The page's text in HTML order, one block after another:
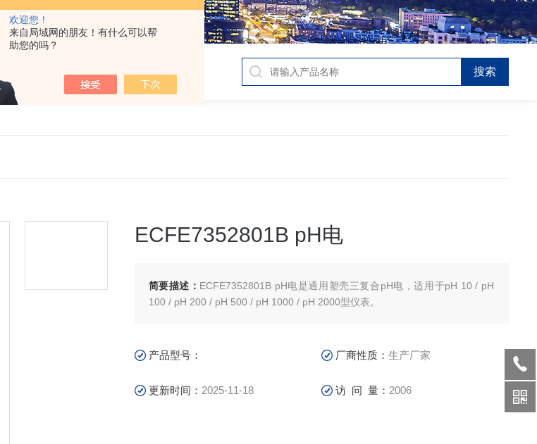
欢迎您！
来自局域网的朋友！有什么可以帮
助您的吗？
ECFE7352801B pH电
简要描述： ECFE7352801B pH电是通用塑壳三复合pH电，适用于pH 10 / pH
100 / pH 200 / pH 500 / pH 1000 / pH 2000型仪表。
产品型号： 厂商性质：生产厂家
更新时间： 2025-11-18 访 问 量： 2006